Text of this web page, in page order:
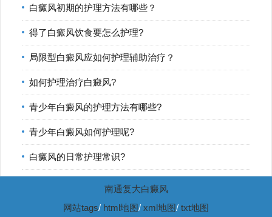
白癜风初期的护理方法有哪些？
得了白癜风饮食要怎么护理?
局限型白癜风应如何护理辅助治疗？
如何护理治疗白癜风?
青少年白癜风的护理方法有哪些?
青少年白癜风如何护理呢?
白癜风的日常护理常识?
南通复大白癜风
网站tags/ html地图/ xml地图/ txt地图